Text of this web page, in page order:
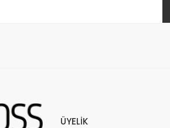
gr
ÜYELİK